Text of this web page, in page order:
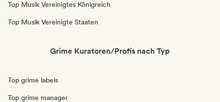
Top Musik Vereinigtes Königreich
Top Musik Vereinigte Staaten
Grime Kuratoren/Profis nach Typ
Top grime labels
Top grime manager